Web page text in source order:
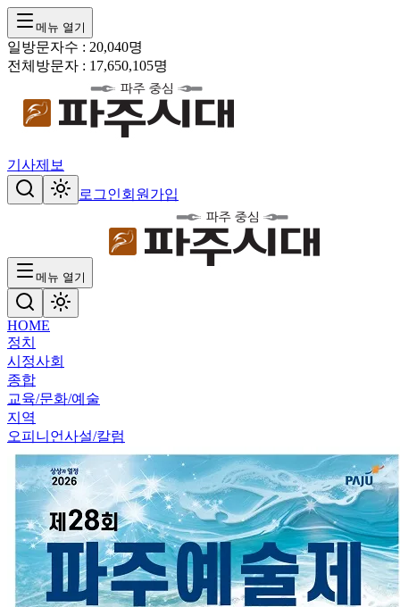
메뉴 열기
일방문자수 : 20,040명
전체방문자 : 17,650,105명
기사제보
로그인회원가입
메뉴 열기
HOME
정치
시정사회
종합
교육/문화/예술
지역
오피니언사설/칼럼